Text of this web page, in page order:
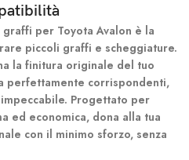
per Toyota Avalon è la
piccoli graffi e scheggiature.
la finitura originale del tuo
perfettamente corrispondenti,
Progettato per
ed economica, dona alla tua
con il minimo sforzo, senza